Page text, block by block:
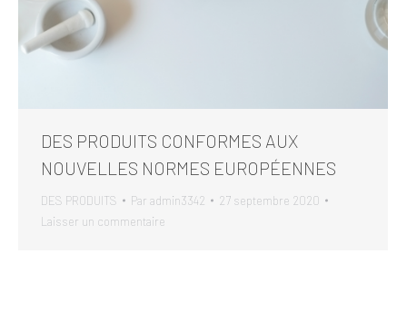
DES PRODUITS CONFORMES AUX
NOUVELLES NORMES EUROPÉENNES
DES PRODUITS Par admin3342
27 septembre 2020
Laisser un commentaire